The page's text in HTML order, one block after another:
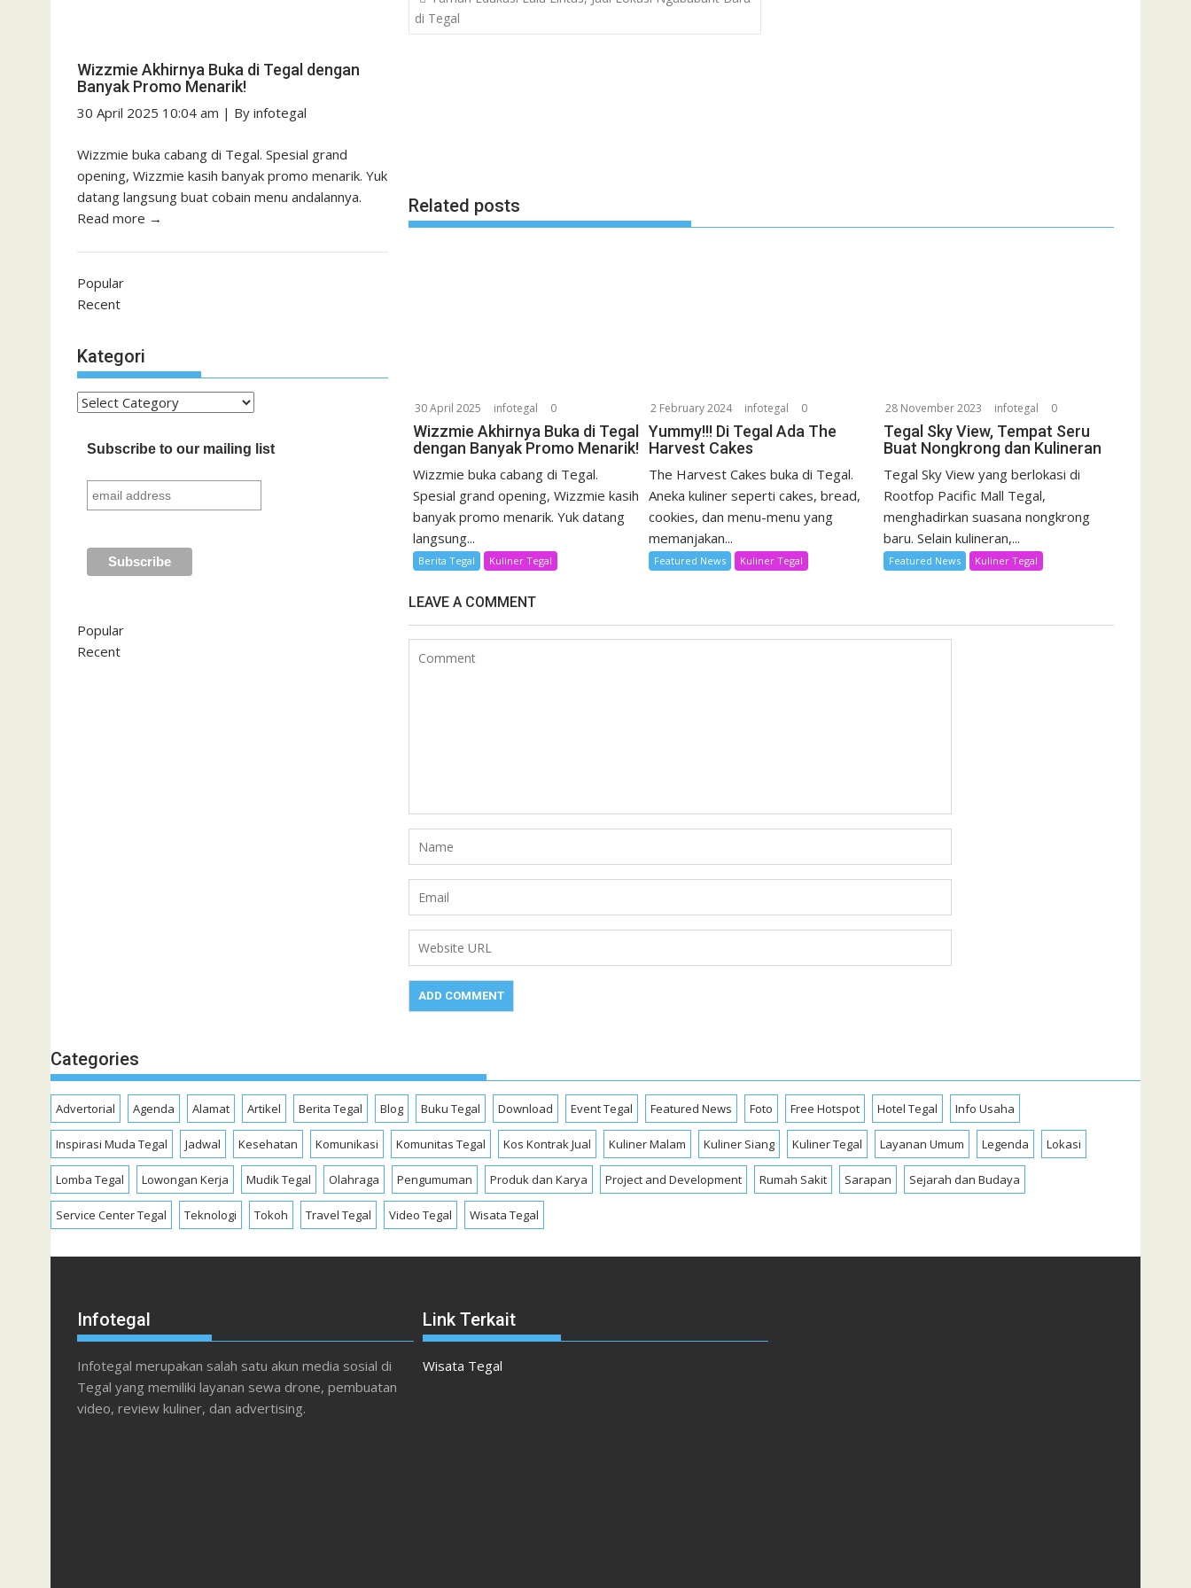
navigation
di Tegal
Related posts
30 April 2025 infotegal 0
Wizzmie Akhirnya Buka di Tegal
dengan Banyak Promo Menarik!
Wizzmie buka cabang di Tegal.
Spesial grand opening, Wizzmie kasih
banyak promo menarik. Yuk datang
langsung...
Berita Tegal Kuliner Tegal
2 February 2024 infotegal 0
Yummy!!! Di Tegal Ada The
Harvest Cakes
The Harvest Cakes buka di Tegal.
Aneka kuliner seperti cakes, bread,
cookies, dan menu-menu yang
memanjakan...
Featured News Kuliner Tegal
28 November 2023 infotegal 0
Tegal Sky View, Tempat Seru
Buat Nongkrong dan Kulineran
Tegal Sky View yang berlokasi di
Rootfop Pacific Mall Tegal,
menghadirkan suasana nongkrong
baru. Selain kulineran,...
Featured News Kuliner Tegal
LEAVE A COMMENT
Wizzmie Akhirnya Buka di Tegal dengan
Banyak Promo Menarik!
30 April 2025 10:04 am | By infotegal
Wizzmie buka cabang di Tegal. Spesial grand
opening, Wizzmie kasih banyak promo menarik. Yuk
datang langsung buat cobain menu andalannya.
Read more →
Popular
Recent
Kategori
Kategori
Subscribe to our mailing list
Popular
Recent
Categories
Advertorial Agenda Alamat Artikel Berita Tegal Blog Buku Tegal Download Event Tegal Featured News Foto Free Hotspot Hotel Tegal Info Usaha
Inspirasi Muda Tegal Jadwal Kesehatan Komunikasi Komunitas Tegal Kos Kontrak Jual Kuliner Malam Kuliner Siang Kuliner Tegal Layanan Umum Legenda Lokasi
Lomba Tegal Lowongan Kerja Mudik Tegal Olahraga Pengumuman Produk dan Karya Project and Development Rumah Sakit Sarapan Sejarah dan Budaya
Service Center Tegal Teknologi Tokoh Travel Tegal Video Tegal Wisata Tegal
Infotegal
Infotegal merupakan salah satu akun media sosial di
Tegal yang memiliki layanan sewa drone, pembuatan
video, review kuliner, dan advertising.
Link Terkait
Wisata Tegal